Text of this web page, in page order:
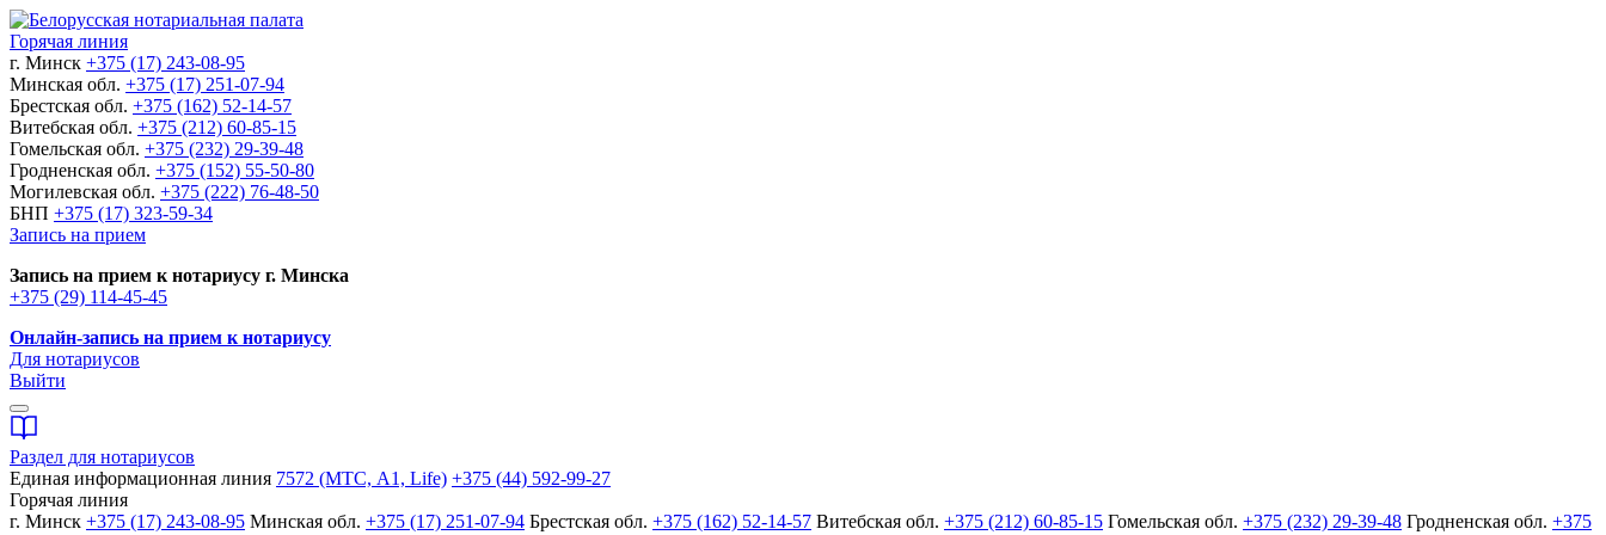
Горячая линия
г. Минск +375 (17) 243-08-95
Минская обл. +375 (17) 251-07-94
Брестская обл. +375 (162) 52-14-57
Витебская обл. +375 (212) 60-85-15
Гомельская обл. +375 (232) 29-39-48
Гродненская обл. +375 (152) 55-50-80
Могилевская обл. +375 (222) 76-48-50
БНП +375 (17) 323-59-34
Запись на прием
Запись на прием к нотариусу г. Минска
+375 (29) 114-45-45
Онлайн-запись на прием к нотариусу
Для нотариусов
Выйти
Раздел для нотариусов
Единая информационная линия 7572 (МТС, A1, Life) +375 (44) 592-99-27
Горячая линия
г. Минск +375 (17) 243-08-95 Минская обл. +375 (17) 251-07-94 Брестская обл. +375 (162) 52-14-57 Витебская обл. +375 (212) 60-85-15 Гомельская обл. +375 (232) 29-39-48 Гродненская обл. +375